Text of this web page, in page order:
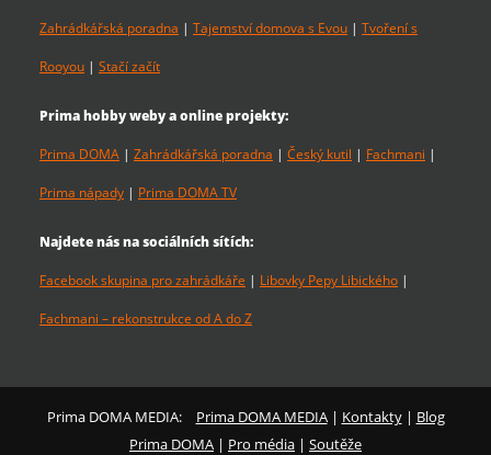
Zahrádkářská poradna | Tajemství domova s Evou | Tvoření s
Rooyou | Stačí začít
Prima hobby weby a online projekty:
Prima DOMA | Zahrádkářská poradna | Český kutil | Fachmani |
Prima nápady | Prima DOMA TV
Najdete nás na sociálních sítích:
Facebook skupina pro zahrádkáře | Libovky Pepy Libického |
Fachmani – rekonstrukce od A do Z
Prima DOMA MEDIA: Prima DOMA MEDIA| Kontakty| Blog
Prima DOMA | Pro média | Soutěže